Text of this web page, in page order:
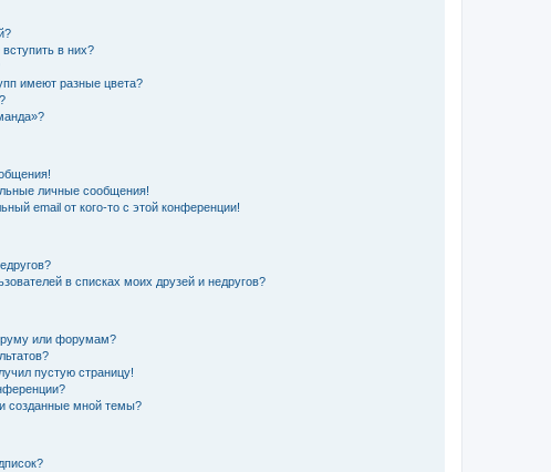
в них?
имеют разные цвета?
личные сообщения!
email от кого-то с этой конференции!
в списках моих друзей и недругов?
или форумам?
пустую страницу!
созданные мной темы?